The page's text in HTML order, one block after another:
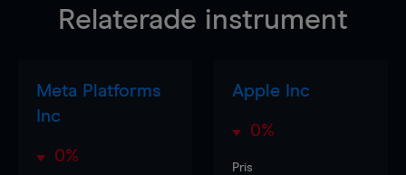
Relaterade instrument
Meta Platforms
Inc
0%
Apple Inc
0%
Pris